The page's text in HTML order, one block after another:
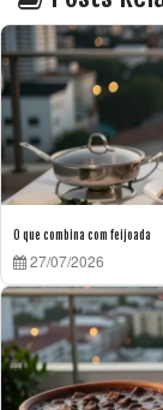
O que combina com feijoada
27/07/2026